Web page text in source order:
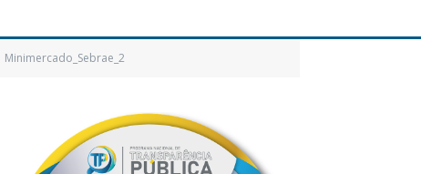
Minimercado_Sebrae_2